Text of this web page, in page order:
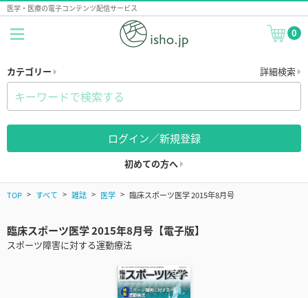
医学・医療の電子コンテンツ配信サービス
0
カテゴリー 詳細検索
ログイン／新規登録
初めての方へ
TOP すべて 雑誌 医学 臨床スポーツ医学 2015年8月号
臨床スポーツ医学 2015年8月号【電子版】
スポーツ障害に対する運動療法